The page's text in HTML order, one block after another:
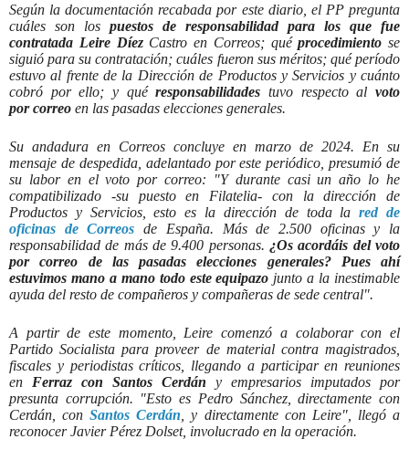
Según la documentación recabada por este diario, el PP pregunta
cuáles son los puestos de responsabilidad para los que fue
contratada Leire Díez Castro en Correos; quéprocedimiento se
siguió para su contratación; cuáles fueron sus méritos; qué período
estuvo al frente de la Dirección de Productos y Servicios y cuánto
cobró por ello; y quéresponsabilidadestuvo respecto alvoto
por correo en las pasadas elecciones generales.
Su andadura en Correos concluye en marzo de 2024. En su
mensaje de despedida, adelantado por este periódico, presumió de
su labor en el voto por correo: "Y durante casi un año lo he
compatibilizado -su puesto en Filatelia- con la dirección de
Productos y Servicios, esto es la dirección de toda la red de
oficinas de Correos de España. Más de 2.500 oficinas y la
responsabilidad de más de 9.400 personas. ¿Os acordáis del voto
por correo de las pasadas elecciones generales? Pues ahí
estuvimos mano a mano todo este equipazo junto a la inestimable
ayuda del resto de compañeros y compañeras de sede central".
A partir de este momento, Leire comenzó a colaborar con el
Partido Socialista para proveer de material contra magistrados,
fiscales y periodistas críticos, llegando a participar en reuniones
en Ferraz con Santos Cerdán y empresarios imputados por
presunta corrupción. "Esto es Pedro Sánchez, directamente con
Cerdán, conSantos Cerdán , y directamente con Leire", llegó a
reconocer Javier Pérez Dolset, involucrado en la operación.